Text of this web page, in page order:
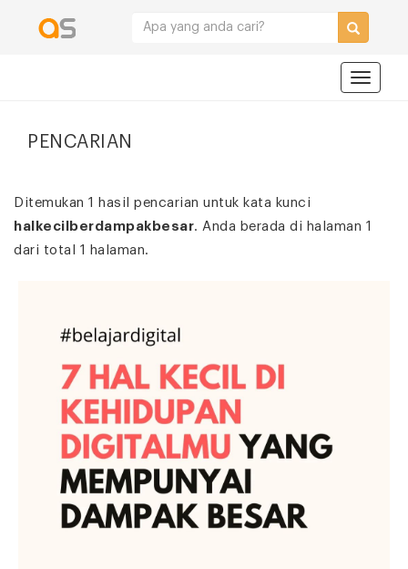
PENCARIAN
Ditemukan 1 hasil pencarian untuk kata kunci
halkecilberdampakbesar. Anda berada di halaman 1
dari total 1 halaman.